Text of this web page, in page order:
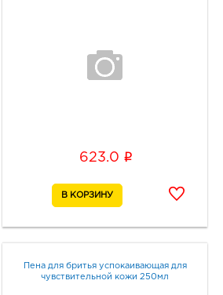
623.0 i
Пена для бритья успокаивающая для
чувствительной кожи 250мл